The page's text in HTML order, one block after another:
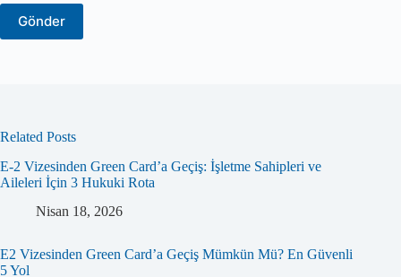
Related Posts
E-2 Vizesinden Green Card’a Geçiş: İşletme Sahipleri ve
Aileleri İçin 3 Hukuki Rota
Nisan 18, 2026
E2 Vizesinden Green Card’a Geçiş Mümkün Mü? En Güvenli
5 Yol